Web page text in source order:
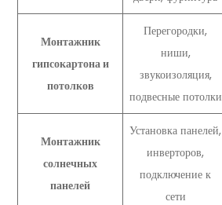
Монтажник
гипсокартона и
потолков
Перегородки,
ниши,
звукоизоляция,
подвесные потолки
Монтажник
солнечных
панелей
Установка панелей,
инверторов,
подключение к
сети